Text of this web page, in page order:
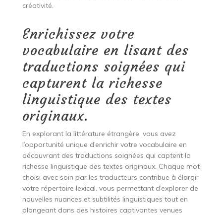
créativité.
Enrichissez votre
vocabulaire en lisant des
traductions soignées qui
capturent la richesse
linguistique des textes
originaux.
En explorant la littérature étrangère, vous avez
l’opportunité unique d’enrichir votre vocabulaire en
découvrant des traductions soignées qui captent la
richesse linguistique des textes originaux. Chaque mot
choisi avec soin par les traducteurs contribue à élargir
votre répertoire lexical, vous permettant d’explorer de
nouvelles nuances et subtilités linguistiques tout en
plongeant dans des histoires captivantes venues